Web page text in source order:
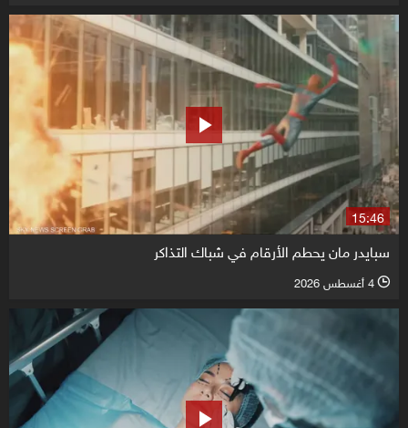
15:46
سبايدر مان يحطم الأرقام في شباك التذاكر
l 4 أغسطس 2026